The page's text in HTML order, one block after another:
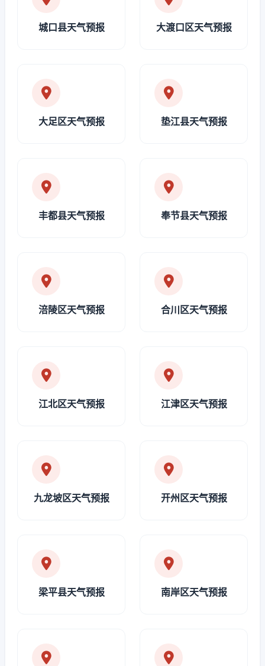
城口县天气预报 大渡口区天气预报
大足区天气预报 垫江县天气预报
丰都县天气预报 奉节县天气预报
涪陵区天气预报 合川区天气预报
江北区天气预报 江津区天气预报
九龙坡区天气预报 开州区天气预报
梁平县天气预报 南岸区天气预报